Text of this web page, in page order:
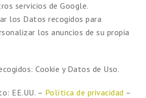
servicios de Google.
los Datos recogidos para
los anuncios de su propia
Cookie y Datos de Uso.
EE.UU. – Política de privacidad –